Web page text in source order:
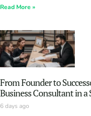
Read More »
From Founder to
Business Consultant in a
6 days ago